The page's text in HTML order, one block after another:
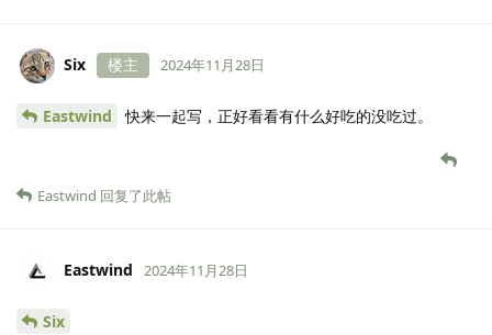
Six 楼主 2024年11月28日
Eastwind 快来一起写，正好看看有什么好吃的没吃过。
Eastwind 回复了此帖
Eastwind 2024年11月28日
Six